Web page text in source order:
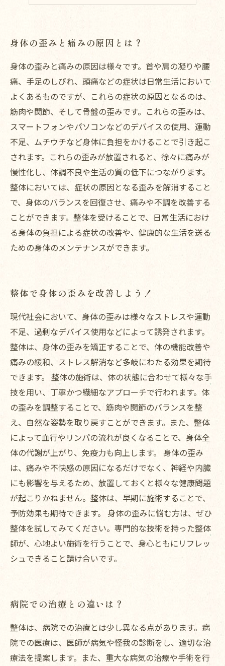
身体の歪みと痛みの原因とは？
身体の歪みと痛みの原因は様々です。首や肩の凝りや腰
痛、手足のしびれ、頭痛などの症状は日常生活において
よくあるものですが、これらの症状の原因となるのは、
筋肉や関節、そして骨盤の歪みです。これらの歪みは、
スマートフォンやパソコンなどのデバイスの使用、運動
不足、ムチウチなど身体に負担をかけることで引き起こ
されます。これらの歪みが放置されると、徐々に痛みが
慢性化し、体調不良や生活の質の低下につながります。
整体においては、症状の原因となる歪みを解消すること
で、身体のバランスを回復させ、痛みや不調を改善する
ことができます。整体を受けることで、日常生活におけ
る身体の負担による症状の改善や、健康的な生活を送る
ための身体のメンテナンスができます。
整体で身体の歪みを改善しよう！
現代社会において、身体の歪みは様々なストレスや運動
不足、過剰なデバイス使用などによって誘発されます。
整体は、身体の歪みを矯正することで、体の機能改善や
痛みの緩和、ストレス解消など多岐にわたる効果を期待
できます。 整体の施術は、体の状態に合わせて様々な手
技を用い、丁寧かつ繊細なアプローチで行われます。体
の歪みを調整することで、筋肉や関節のバランスを整
え、自然な姿勢を取り戻すことができます。また、整体
によって血行やリンパの流れが良くなることで、身体全
体の代謝が上がり、免疫力も向上します。 身体の歪み
は、痛みや不快感の原因になるだけでなく、神経や内臓
にも影響を与えるため、放置しておくと様々な健康問題
が起こりかねません。整体は、早期に施術することで、
予防効果も期待できます。 身体の歪みに悩む方は、ぜひ
整体を試してみてください。専門的な技術を持った整体
師が、心地よい施術を行うことで、身心ともにリフレッ
シュできること請け合いです。
病院での治療との違いは？
整体は、病院での治療とは少し異なる点があります。病
院での医療は、医師が病気や怪我の診断をし、適切な治
療法を提案します。また、重大な病気の治療や手術を行